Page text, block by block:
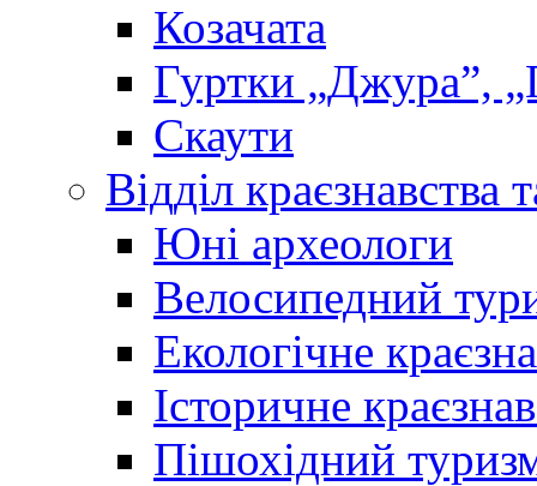
Козачата
Гуртки „Джура”,
Скаути
Відділ краєзнавства
Юні археологи
Велосипедний
Екологічне
Історичне
Пішохідний